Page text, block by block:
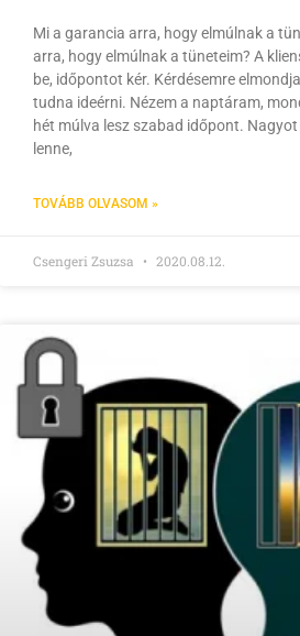
Mi a garancia arra, hogy elmúlnak a
arra, hogy elmúlnak a tüneteim? A
be, időpontot kér. Kérdésemre
tudna ideérni. Nézem a naptáram,
hét múlva lesz szabad időpont.
lenne,
TOVÁBB OLVASOM »
Csengeri Zsuzsa 2020.08.12.